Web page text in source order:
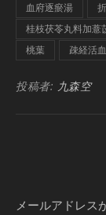
血府逐瘀湯
桂枝茯苓丸料加薏
桃葉
疎経活
投稿者: 九森空
メールアドレス